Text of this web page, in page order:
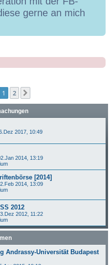
gerne an mich
1 2
2017, 10:49
2014, 13:19
[2014]
2014, 13:09
2012
2012, 11:22
Andrassy-Universität Budapest